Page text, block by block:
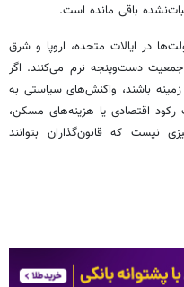
باقی مانده است.
در ایالات متحده، اروپا و شرق
دست‌وپنجه نرم می‌کنند. اگر
باشند، واکنش‌های سیاستی به
رکود اقتصادی یا هزینه‌های مسکن،
نیست که قانون‌گذاران بتوانند